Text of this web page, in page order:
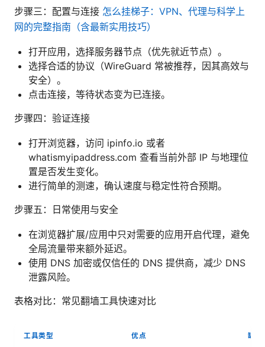
步骤三：配置与连接 怎么挂梯子：VPN、代理与科学上
网的完整指南（含最新实用技巧）
打开应用，选择服务器节点（优先就近节点）。
选择合适的协议（WireGuard 常被推荐，因其高效与
安全）。
点击连接，等待状态变为已连接。
步骤四：验证连接
打开浏览器，访问 ipinfo.io 或者
whatismyipaddress.com 查看当前外部 IP 与地理位
置是否发生变化。
进行简单的测速，确认速度与稳定性符合预期。
步骤五：日常使用与安全
在浏览器扩展/应用中只对需要的应用开启代理，避免
全局流量带来额外延迟。
使用 DNS 加密或仅信任的 DNS 提供商，减少 DNS
泄露风险。
表格对比：常见翻墙工具快速对比
工具类型 优点 缺点